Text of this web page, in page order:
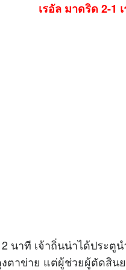
เรอัล มาดริด 2-1
นาที เจ้าถิ่นน่าได้ประตูน
ตาข่าย แต่ผู้ช่วยผู้ตัดสิน